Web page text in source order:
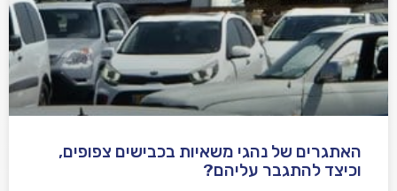
האתגרים של נהגי משאיות בכבישים צפופים,
וכיצד להתגבר עליהם?